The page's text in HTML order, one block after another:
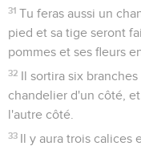
31 Tu feras aussi un
pied et sa tige seront
pommes et ses fleurs
32 Il sortira six
chandelier d'un côté,
l'autre côté.
33 Il y aura trois calices